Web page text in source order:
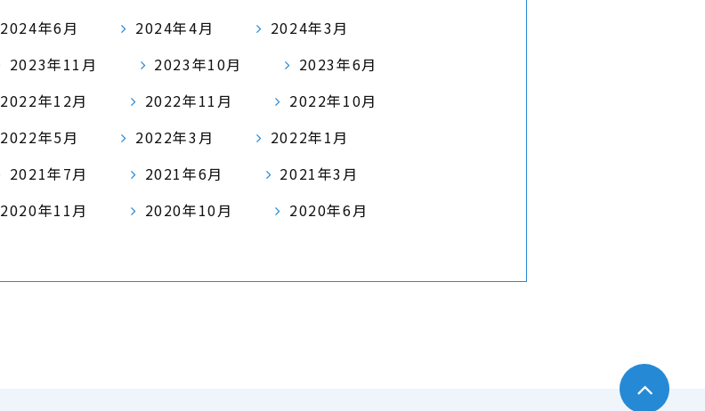
2024年6月 2024年4月
2024年3月
2023年11月 2023年10月
2023年6月
2022年12月 2022年11月
2022年10月
2022年5月 2022年3月
2022年1月
2021年7月 2021年6月
2021年3月
2020年11月 2020年10月
2020年6月